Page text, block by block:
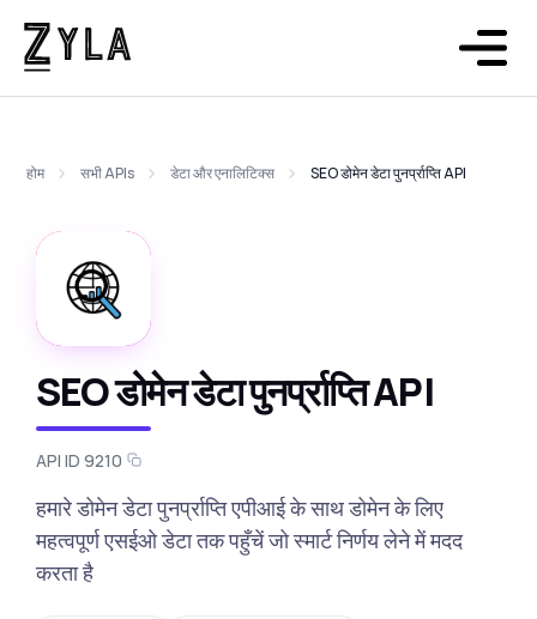
होम सभी APIs डेटा और एनालिटिक्स SEO डोमेन डेटा पुनर्प्राप्ति API
SEO डोमेन डेटा पुनर्प्राप्ति API
API ID 9210
हमारे डोमेन डेटा पुनर्प्राप्ति एपीआई के साथ डोमेन के लिए
महत्वपूर्ण एसईओ डेटा तक पहुँचें जो स्मार्ट निर्णय लेने में मदद
करता है